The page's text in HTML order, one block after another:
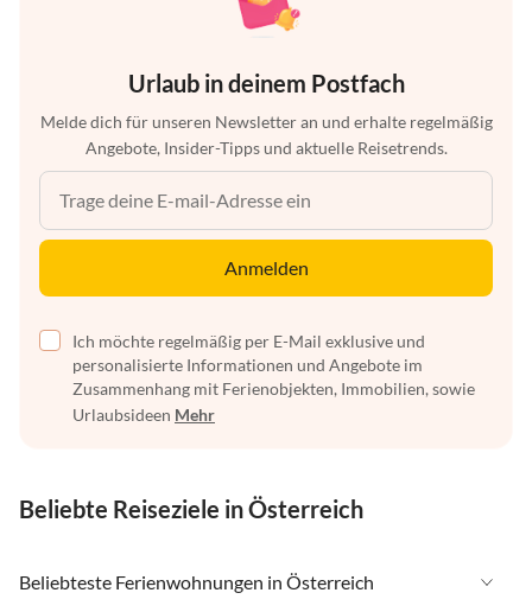
Urlaub in deinem Postfach
Melde dich für unseren Newsletter an und erhalte regelmäßig
Angebote, Insider-Tipps und aktuelle Reisetrends.
Anmelden
Ich möchte regelmäßig per E-Mail exklusive und
personalisierte Informationen und Angebote im
Zusammenhang mit Ferienobjekten, Immobilien, sowie
Urlaubsideen Mehr
Beliebte Reiseziele in Österreich
Beliebteste Ferienwohnungen in Österreich